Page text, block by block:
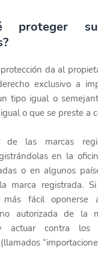
proteger
da al
exclusivo a
tipo igual o
o que se preste a
de las marcas
en la
o en algunos
marca registrada.
más fácil oponerse
autorizada de la
y actuar contra los